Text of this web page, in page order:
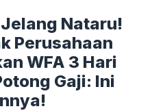
Nataru!
Perusahaan
WFA 3 Hari
Gaji: Ini